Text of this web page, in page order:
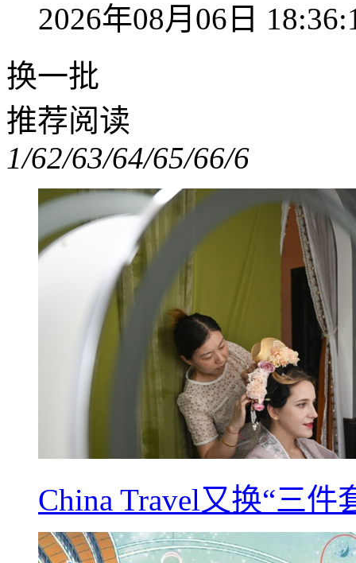
2026年08月06日
换一批
推荐阅读
1/62/63/64/65/66/6
China Travel又换“三